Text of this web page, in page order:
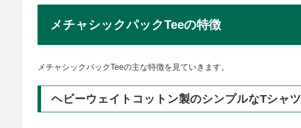
メチャシックパックTeeの特徴
メチャシックパックTeeの主な特徴を見ていきます。
ヘビーウェイトコットン製のシンプルなTシャツ